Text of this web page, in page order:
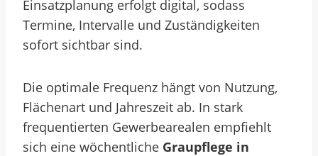
Einsatzplanung erfolgt digital, sodass
Termine, Intervalle und Zuständigkeiten
sofort sichtbar sind.
Die optimale Frequenz hängt von Nutzung,
Flächenart und Jahreszeit ab. In stark
frequentierten Gewerbearealen empfiehlt
sich eine wöchentliche Graupflege in